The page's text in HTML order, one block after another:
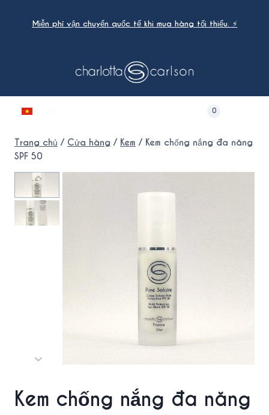
Miễn phí vận chuyển quốc tế khi mua hàng tối thiểu. ⚡
menu
con
0
Trang chủ / Cửa hàng / Kem / Kem chống nắng đa năng
SPF 50
Kem chống nắng đa năng